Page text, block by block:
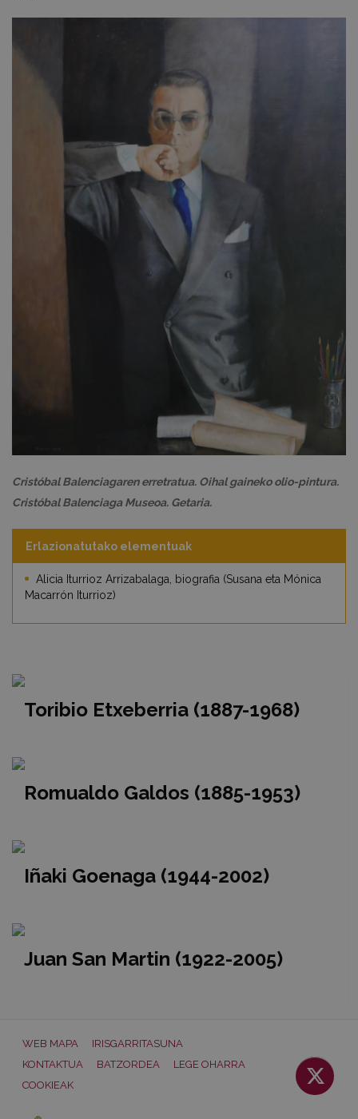
Cristóbal Balenciagaren erretratua. Oihal gaineko olio-pintura.
Cristóbal Balenciaga Museoa. Getaria.
Erlazionatutako elementuak
Alicia Iturrioz Arrizabalaga, biografia (Susana eta Mónica
Macarrón Iturrioz)
Toribio Etxeberria (1887-1968)
Romualdo Galdos (1885-1953)
Iñaki Goenaga (1944-2002)
Juan San Martin (1922-2005)
WEB MAPA
IRISGARRITASUNA
KONTAKTUA
BATZORDEA
LEGE OHARRA
COOKIEAK